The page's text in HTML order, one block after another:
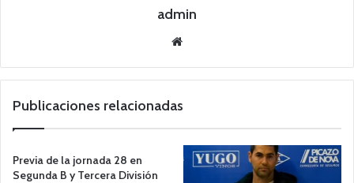
admin
we
Publicaciones relacionadas
Previa de la jornada 28 en
Segunda B y Tercera División